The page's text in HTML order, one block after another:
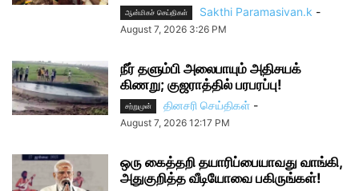
ஆன்மிகச் செய்திகள் Sakthi Paramasivan.k -
August 7, 2026 3:26 PM
நீர் தளும்பி அலைபாயும் அதிசயக்
கிணறு; குஜராத்தில் பரபரப்பு!
சற்றுமுன் தினசரி செய்திகள் -
August 7, 2026 12:17 PM
ஒரு கைத்தறி தயாரிப்பையாவது வாங்கி,
அதுகுறித்த வீடியோவை பகிருங்கள்!